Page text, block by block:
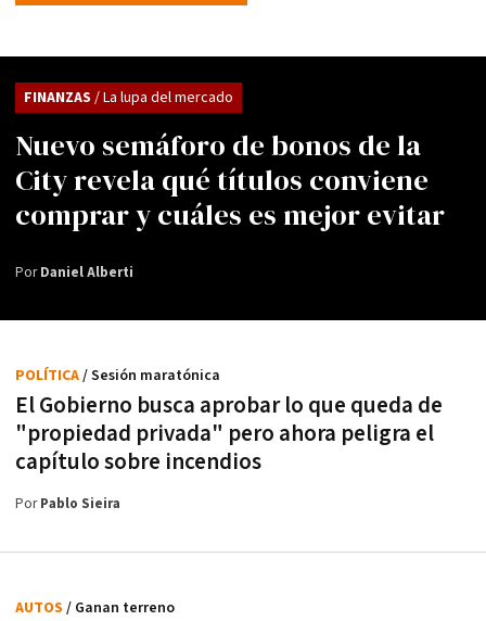
Nuevo semáforo de bonos de la
City revela qué títulos conviene
comprar y cuáles es mejor evitar
FINANZAS / La lupa del mercado
PorDaniel Alberti
El Gobierno busca aprobar lo que queda de
"propiedad privada" pero ahora peligra el
capítulo sobre incendios
POLÍTICA/ Sesión maratónica
PorPablo Sieira
AUTOS / Ganan terreno